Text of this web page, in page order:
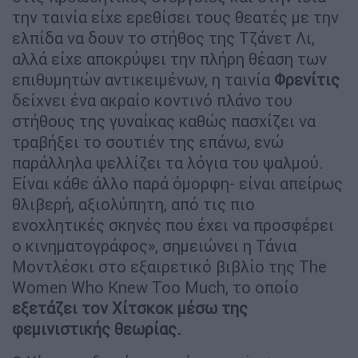
την ταινία είχε ερεθίσει τους θεατές με την
ελπίδα να δουν το στήθος της Τζάνετ Λι,
αλλά είχε αποκρύψει την πλήρη θέαση των
επιθυμητών αντικειμένων, η ταινία Φρενίτις
δείχνει ένα ακραίο κοντινό πλάνο του
στήθους της γυναίκας καθώς πασχίζει να
τραβήξει το σουτιέν της επάνω, ενώ
παράλληλα ψελλίζει τα λόγια του ψαλμού.
Είναι κάθε άλλο παρά όμορφη- είναι απείρως
θλιβερή, αξιολύπητη, από τις πιο
ενοχλητικές σκηνές που έχει να προσφέρει
ο κινηματογράφος», σημειώνει η Τάνια
Μοντλέσκι στο εξαιρετικό βιβλίο της The
Women Who Knew Too Much, το οποίο
εξετάζει τον Χίτσκοκ μέσω της
φεμινιστικής θεωρίας.